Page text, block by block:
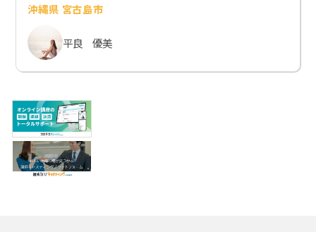
沖縄県 宮古島市
平良 優美